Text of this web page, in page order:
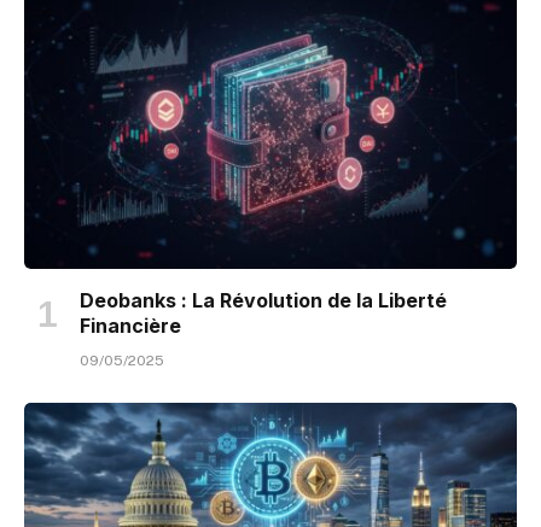
Deobanks : La Révolution de la Liberté
Financière
09/05/2025